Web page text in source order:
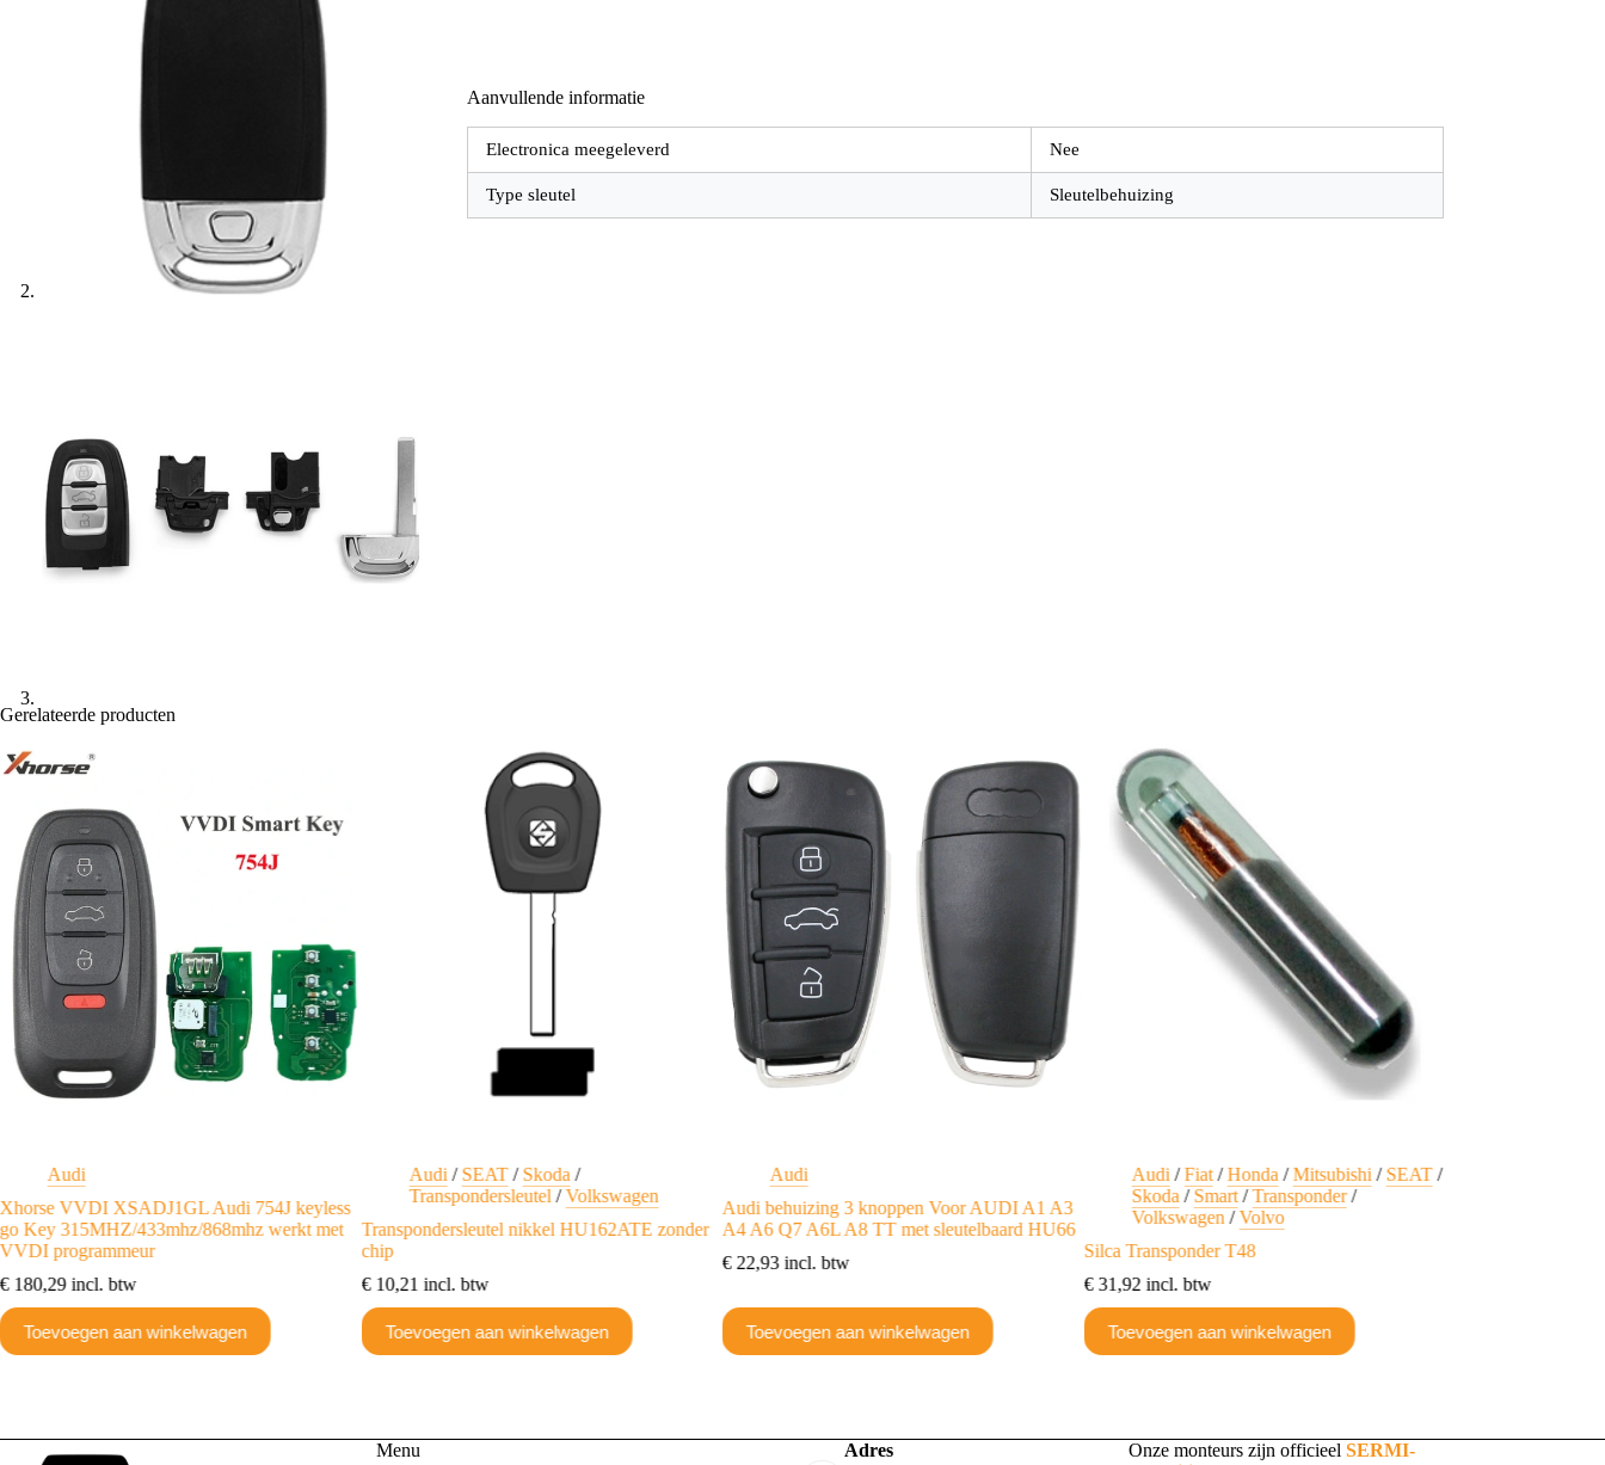
Aanvullende informatie
Electronica meegeleverd Nee
Type sleutel Sleutelbehuizing
Gerelateerde producten
Audi
Xhorse VVDI XSADJ1GL Audi 754J keyless
go Key 315MHZ/433mhz/868mhz werkt met
VVDI programmeur
€ 180,29 incl. btw
Toevoegen aan winkelwagen
Audi /SEAT/Skoda /
Transpondersleutel /Volkswagen
Transpondersleutel nikkel HU162ATE zonder
chip
€10,21 incl. btw
Toevoegen aan winkelwagen
Audi
Audi behuizing 3 knoppen Voor AUDI A1 A3
A4 A6 Q7 A6L A8 TT met sleutelbaard HU66
€22,93incl. btw
Toevoegen aan winkelwagen
Audi /Fiat/Honda /Mitsubishi /SEAT/
Skoda /Smart/Transponder/
Volkswagen /Volvo
Silca Transponder T48
€31,92 incl. btw
Toevoegen aan winkelwagen
Menu
Adres
Onze monteurs zijn officieel SERMI-